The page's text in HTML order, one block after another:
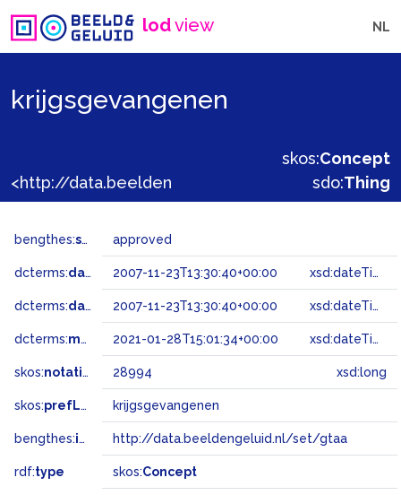
lodview NL
krijgsgevangenen
skos:Concept
sdo:Thing
bengthes:status approved
dcterms:dateAccepted 2007-11-23T13:30:40+00:00 xsd:dateTime
dcterms:dateSubmitted 2007-11-23T13:30:40+00:00 xsd:dateTime
dcterms:modified 2021-01-28T15:01:34+00:00 xsd:dateTime
skos:notation 28994 xsd:long
skos:prefLabel krijgsgevangenen
bengthes:inSet http://data.beeldengeluid.nl/set/gtaa
rdf:type skos:Concept